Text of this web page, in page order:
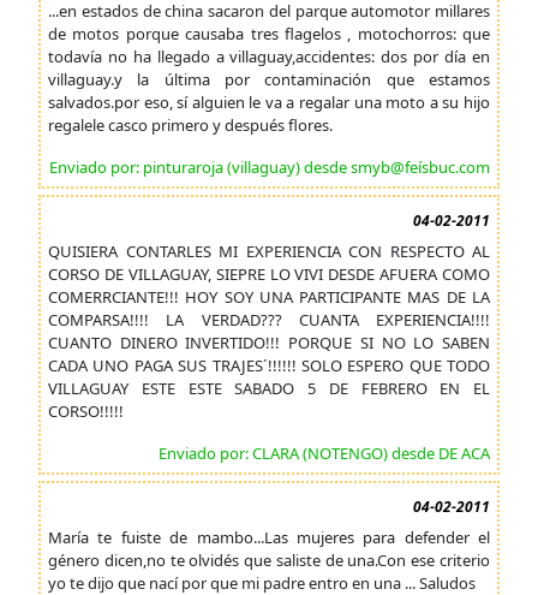
...en estados de china sacaron del parque automotor millares
de motos porque causaba tres flagelos , motochorros: que
todavía no ha llegado a villaguay,accidentes: dos por día en
villaguay.y la última por contaminación que estamos
salvados.por eso, sí alguien le va a regalar una moto a su hijo
regalele casco primero y después flores.
Enviado por: pinturaroja (villaguay) desde smyb@feísbuc.com
04-02-2011
QUISIERA CONTARLES MI EXPERIENCIA CON RESPECTO AL
CORSO DE VILLAGUAY, SIEPRE LO VIVI DESDE AFUERA COMO
COMERRCIANTE!!! HOY SOY UNA PARTICIPANTE MAS DE LA
COMPARSA!!!! LA VERDAD??? CUANTA EXPERIENCIA!!!!
CUANTO DINERO INVERTIDO!!! PORQUE SI NO LO SABEN
CADA UNO PAGA SUS TRAJES´!!!!!! SOLO ESPERO QUE TODO
VILLAGUAY ESTE ESTE SABADO 5 DE FEBRERO EN EL
CORSO!!!!!
Enviado por: CLARA (NOTENGO) desde DE ACA
04-02-2011
María te fuiste de mambo...Las mujeres para defender el
género dicen,no te olvidés que saliste de una.Con ese criterio
yo te dijo que nací por que mi padre entro en una ... Saludos